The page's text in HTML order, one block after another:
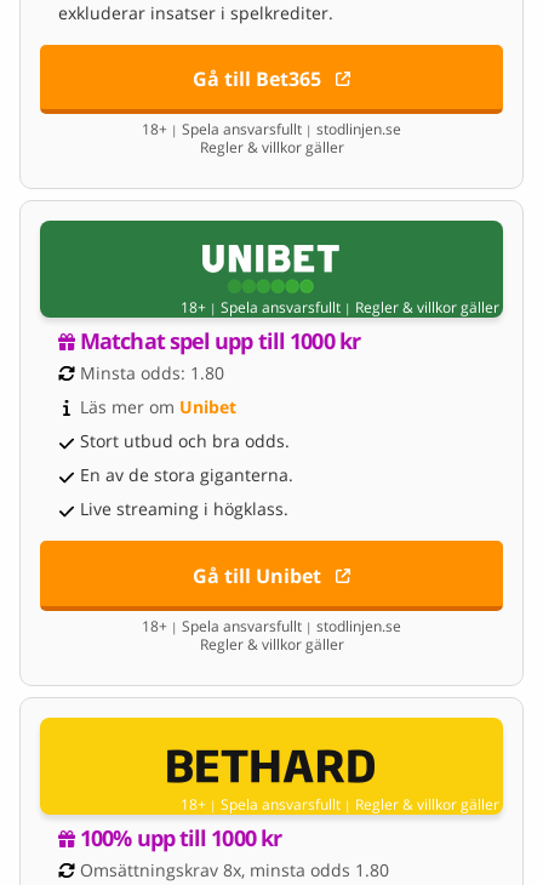
exkluderar insatser i spelkrediter.
Gå till Bet365
18+ | Spela ansvarsfullt | stodlinjen.se
Regler & villkor gäller
18+ | Spela ansvarsfullt | Regler & villkor gäller
Matchat spel upp till 1000 kr
Minsta odds: 1.80
Läs mer om Unibet
Stort utbud och bra odds.
En av de stora giganterna.
Live streaming i högklass.
Gå till Unibet
18+ | Spela ansvarsfullt | stodlinjen.se
Regler & villkor gäller
18+ | Spela ansvarsfullt | Regler & villkor gäller
100% upp till 1000 kr
Omsättningskrav 8x, minsta odds 1.80